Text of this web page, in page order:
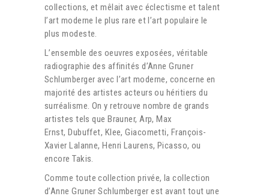
collections, et mêlait avec éclectisme et talent
l’art moderne le plus rare et l’art populaire le
plus modeste.
L’ensemble des oeuvres exposées, véritable
radiographie des affinités d’Anne Gruner
Schlumberger avec l’art moderne, concerne en
majorité des artistes acteurs ou héritiers du
surréalisme. On y retrouve nombre de grands
artistes tels que Brauner, Arp, Max
Ernst, Dubuffet, Klee, Giacometti, François-
Xavier Lalanne, Henri Laurens, Picasso, ou
encore Takis.
Comme toute collection privée, la collection
d’Anne Gruner Schlumberger est avant tout une